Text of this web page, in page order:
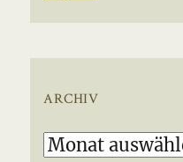
ARCHIV
Archiv